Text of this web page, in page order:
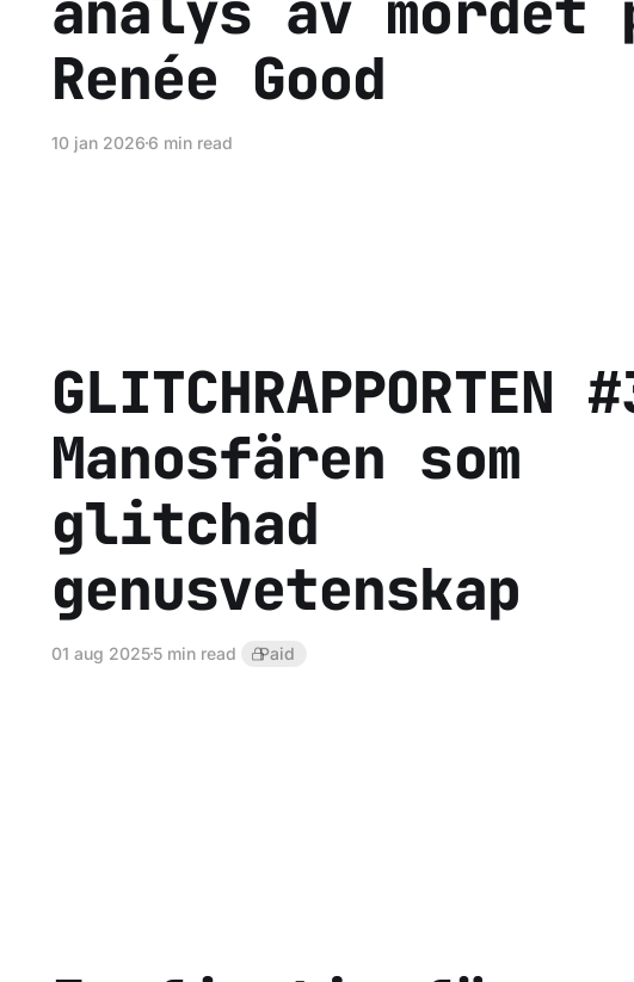
Renée Good
10 jan 20266 min read
GLITCHRAPPORTEN
Manosfären som
glitchad
genusvetenskap
01 aug 20255 min read Paid